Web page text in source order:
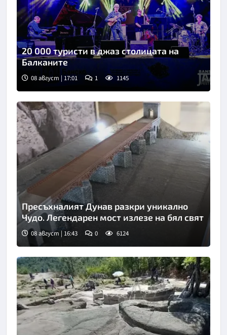
20 000 туристи в джаз столицата на
Балканите
08 август | 17:01 1 1145
Пресъхналият Дунав разкри уникално
Чудо. Легендарен мост излезе на бял свят
08 август | 16:43 0 6124